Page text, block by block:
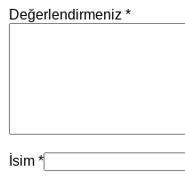
Değerlendirmeniz *
İsim *